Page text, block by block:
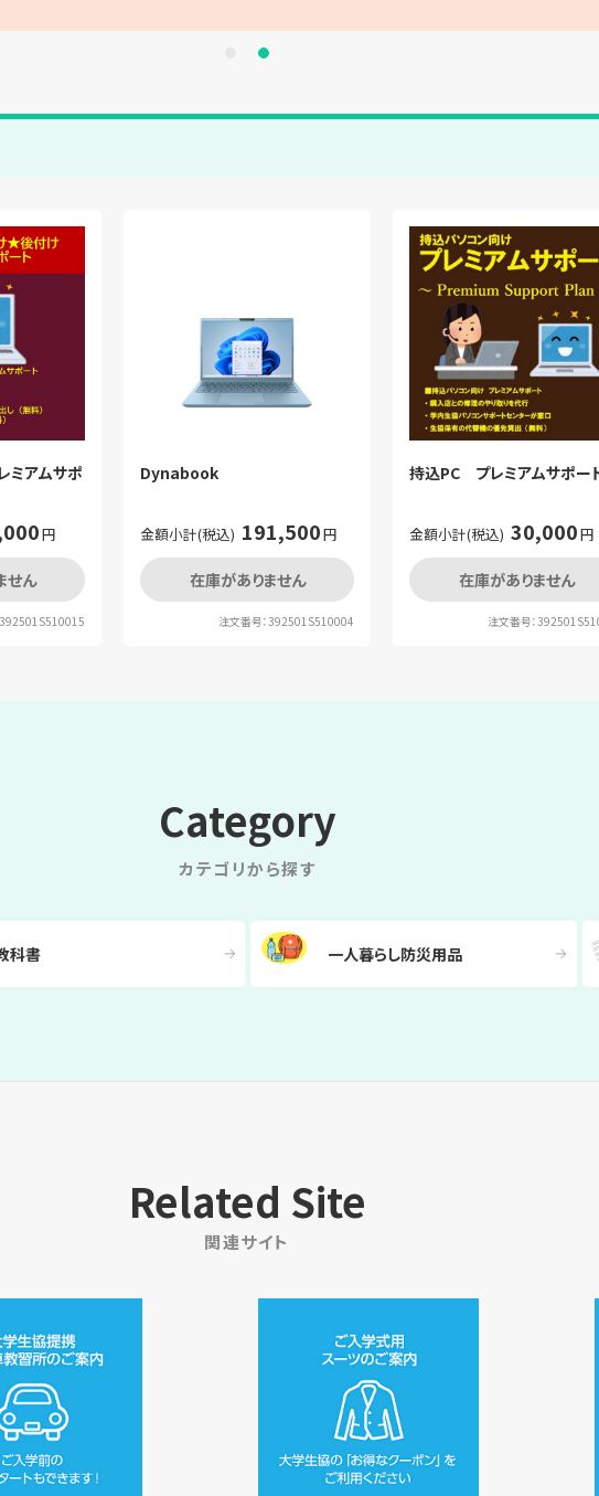
ミアムサポ
円
せん
392501S510015
Dynabook
金額小計(税込) 191,500円
在庫がありません
注文番号：392501S510004
持込PC プレミアムサポー
金額小計(税込) 30,000円
在庫がありません
注文番号：
Category
カテゴリから探す
科書 一人暮らし防災用品
Related Site
関連サイト